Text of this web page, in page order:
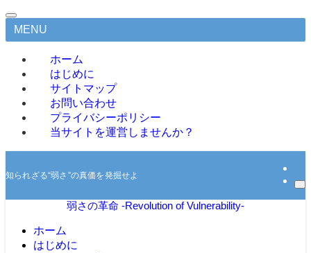
MENU
ホーム
はじめに
サイトマップ
お問い合わせ
プライバシーポリシー
当サイトを運営しませんか？
知られざる“弱さ”の真価を発掘せよ
弱さの革命 -Revolution of Vulnerability-
ホーム
はじめに